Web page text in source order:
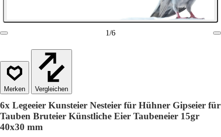
1/6
Vergleichen
6x Legeeier Kunsteier Nesteier für Hühner Gipseier für
Tauben Bruteier Künstliche Eier Taubeneier 15gr
40x30 mm